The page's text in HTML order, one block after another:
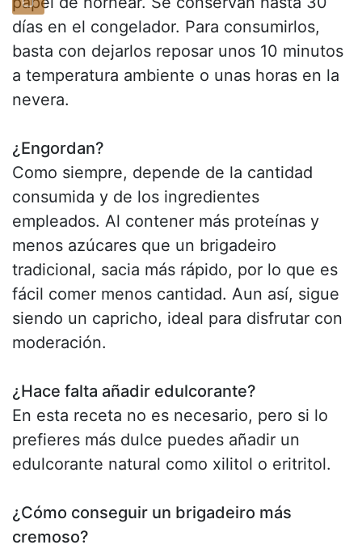
días en el congelador. Para consumirlos,
basta con dejarlos reposar unos 10 minutos
a temperatura ambiente o unas horas en la
nevera.
¿Engordan?
Como siempre, depende de la cantidad
consumida y de los ingredientes
empleados. Al contener más proteínas y
menos azúcares que un brigadeiro
tradicional, sacia más rápido, por lo que es
fácil comer menos cantidad. Aun así, sigue
siendo un capricho, ideal para disfrutar con
moderación.
¿Hace falta añadir edulcorante?
En esta receta no es necesario, pero si lo
prefieres más dulce puedes añadir un
edulcorante natural como xilitol o eritritol.
¿Cómo conseguir un brigadeiro más
cremoso?